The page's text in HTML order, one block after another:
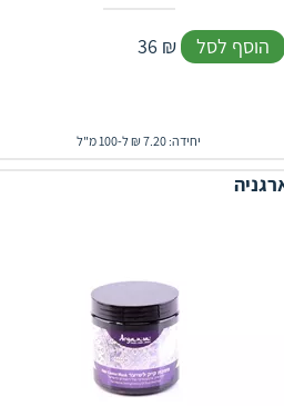
36 ₪ הוסף לסל
יחידה: 7.20 ₪ ל-100 מ"ל